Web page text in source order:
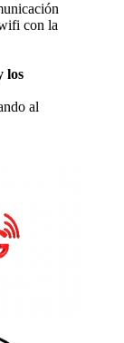
con la
los
al